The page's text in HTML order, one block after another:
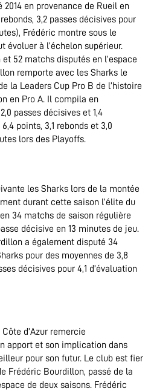
2014 en provenance de Rueil en
3,2 passes décisives pour
Frédéric montre sous le
évoluer à l’échelon supérieur.
52 matchs disputés en l’espace
remporte avec les Sharks le
la Leaders Cup Pro B de l’histoire
en Pro A. Il compila en
passes décisives et 1,4
points, 3,1 rebonds et 3,0
lors des Playoffs.
les Sharks lors de la montée
durant cette saison l’élite du
34 matchs de saison régulière
décisive en 13 minutes de jeu.
a également disputé 34
pour des moyennes de 3,8
décisives pour 4,1 d’évaluation
d’Azur remercie
apport et son implication dans
pour son futur. Le club est fier
Frédéric Bourdillon, passé de la
de deux saisons. Frédéric